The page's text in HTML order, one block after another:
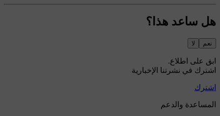
هل ساعد هذا؟
نعم لا